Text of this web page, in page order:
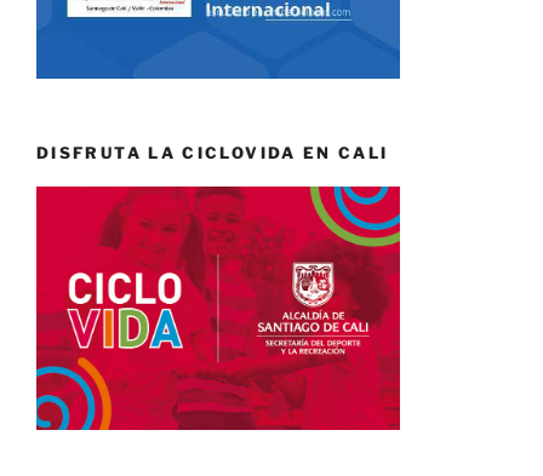
DISFRUTA LA CICLOVIDA EN CALI